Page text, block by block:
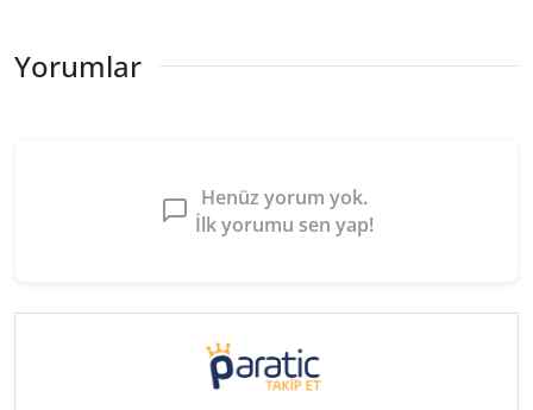
Yorumlar
Henüz yorum yok.
İlk yorumu sen yap!